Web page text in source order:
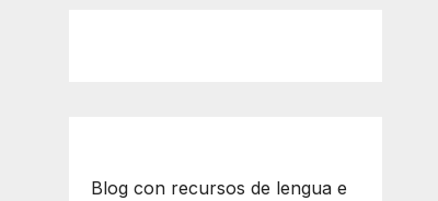
Blog con recursos de lengua e